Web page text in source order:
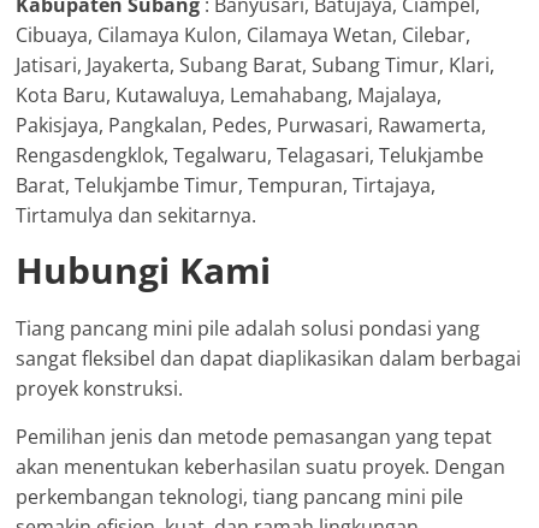
Cibuaya, Cilamaya Kulon, Cilamaya Wetan, Cilebar,
Jatisari, Jayakerta, Subang Barat, Subang Timur, Klari,
Kota Baru, Kutawaluya, Lemahabang, Majalaya,
Pakisjaya, Pangkalan, Pedes, Purwasari, Rawamerta,
Rengasdengklok, Tegalwaru, Telagasari, Telukjambe
Barat, Telukjambe Timur, Tempuran, Tirtajaya,
Tirtamulya dan sekitarnya.
Hubungi Kami
Tiang pancang mini pile adalah solusi pondasi yang
sangat fleksibel dan dapat diaplikasikan dalam berbagai
proyek konstruksi.
Pemilihan jenis dan metode pemasangan yang tepat
akan menentukan keberhasilan suatu proyek. Dengan
perkembangan teknologi, tiang pancang mini pile